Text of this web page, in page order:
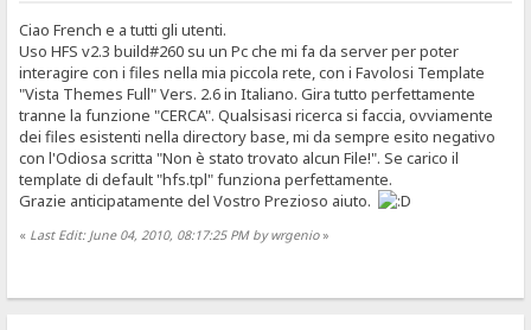
Ciao French e a tutti gli utenti.
Uso HFS v2.3 build#260 su un Pc che mi fa da server per poter
interagire con i files nella mia piccola rete, con i Favolosi Template
"Vista Themes Full" Vers. 2.6 in Italiano. Gira tutto perfettamente
tranne la funzione "CERCA". Qualsisasi ricerca si faccia, ovviamente
dei files esistenti nella directory base, mi da sempre esito negativo
con l'Odiosa scritta "Non è stato trovato alcun File!". Se carico il
template di default "hfs.tpl" funziona perfettamente.
Grazie anticipatamente del Vostro Prezioso aiuto.
« Last Edit: June 04, 2010, 08:17:25 PM by wrgenio»